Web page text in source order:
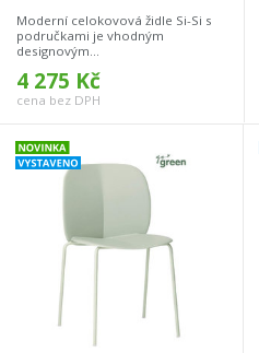
Moderní celokovová židle Si-Si s
područkami je vhodným
designovým...
4 275 Kč
cena bez DPH